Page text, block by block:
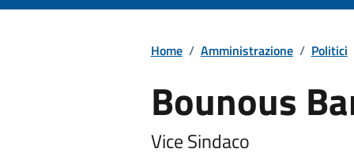
Home / Amministrazione / Politici
Bounous
Vice Sindaco